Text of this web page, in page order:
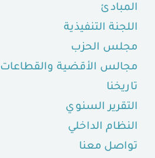
المبادئ
اللجنة التنفيذية
مجلس الحزب
مجالس الأقضية والقطاعات
تاريخنا
التقرير السنوي
النظام الداخلي
تواصل معنا